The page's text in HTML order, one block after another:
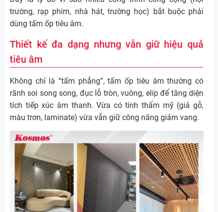
trường, rạp phim, nhà hát, trường học) bắt buộc phải
dùng tấm ốp tiêu âm.
Thiết kế đa dạng nhưng vẫn giữ hiệu quả
tiêu âm
Không chỉ là “tấm phẳng”, tấm ốp tiêu âm thường có
rãnh soi song song, đục lỗ tròn, vuông, elip để tăng diện
tích tiếp xúc âm thanh. Vừa có tính thẩm mỹ (giả gỗ,
màu trơn, laminate) vừa vẫn giữ công năng giảm vang.